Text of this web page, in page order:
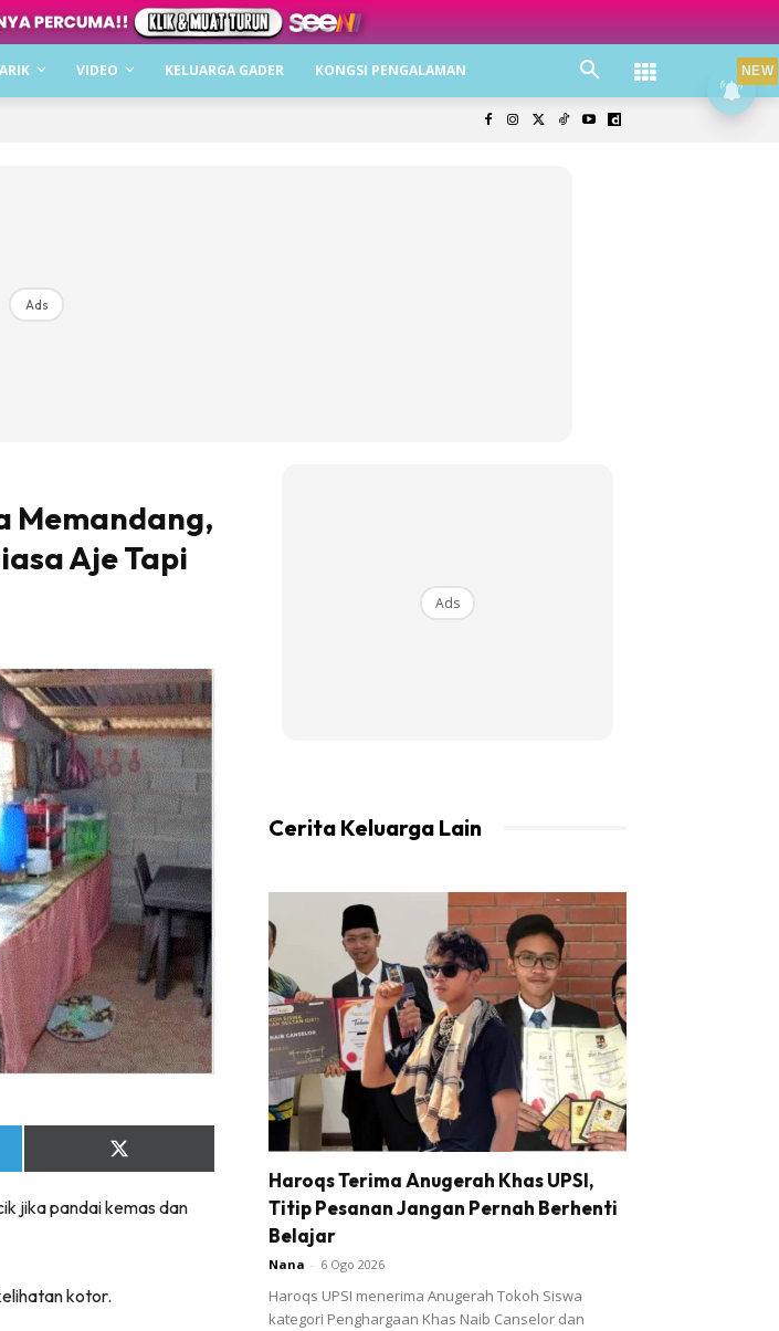
VIDEO KELUARGA GADER KONGSI PENGALAMAN
Ads
Memandang,
Aje Tapi
Share
on
(Twitter)
jika pandai kemas dan
kotor.
Ads
Cerita Keluarga Lain
Haroqs Terima Anugerah Khas UPSI,
Titip Pesanan Jangan Pernah Berhenti
Belajar
Nana - 6 Ogo 2026
Haroqs UPSI menerima Anugerah Tokoh Siswa kategori
Penghargaan Khas Naib Canselor dan berkongsi
NEW